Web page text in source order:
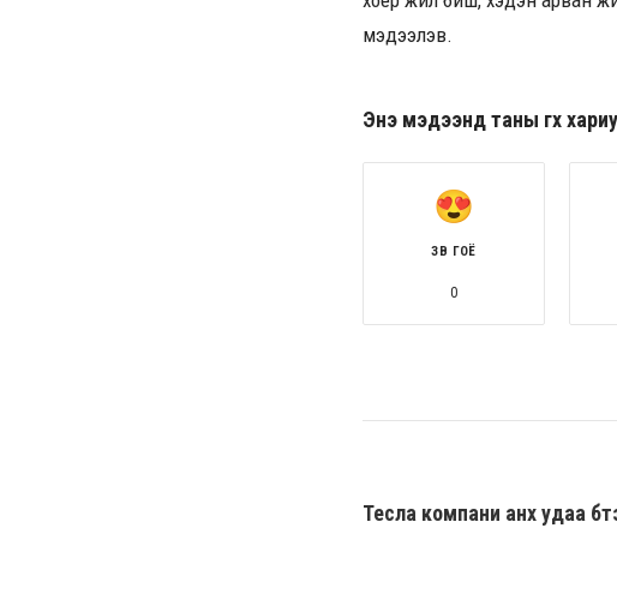
мэдээлэв.
Энэ мэдээнд таны өгөх
ЗӨВ ГОЁ
0
Тесла компани анх удаа